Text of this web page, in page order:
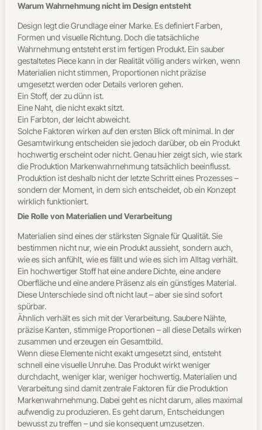
Warum Wahrnehmung nicht im Design entsteht
Design legt die Grundlage einer Marke. Es definiert Farben,
Formen und visuelle Richtung. Doch die tatsächliche
Wahrnehmung entsteht erst im fertigen Produkt. Ein sauber
gestaltetes Piece kann in der Realität völlig anders wirken, wenn
Materialien nicht stimmen, Proportionen nicht präzise
umgesetzt werden oder Details verloren gehen.
Ein Stoff, der zu dünn ist.
Eine Naht, die nicht exakt sitzt.
Ein Farbton, der leicht abweicht.
Solche Faktoren wirken auf den ersten Blick oft minimal. In der
Gesamtwirkung entscheiden sie jedoch darüber, ob ein Produkt
hochwertig erscheint oder nicht. Genau hier zeigt sich, wie stark
die Produktion Markenwahrnehmung tatsächlich beeinflusst.
Produktion ist deshalb nicht der letzte Schritt eines Prozesses –
sondern der Moment, in dem sich entscheidet, ob ein Konzept
wirklich funktioniert.
Die Rolle von Materialien und Verarbeitung
Materialien sind eines der stärksten Signale für Qualität. Sie
bestimmen nicht nur, wie ein Produkt aussieht, sondern auch,
wie es sich anfühlt, wie es fällt und wie es sich im Alltag verhält.
Ein hochwertiger Stoff hat eine andere Dichte, eine andere
Oberfläche und eine andere Präsenz als ein günstiges Material.
Diese Unterschiede sind oft nicht laut – aber sie sind sofort
spürbar.
Ähnlich verhält es sich mit der Verarbeitung. Saubere Nähte,
präzise Kanten, stimmige Proportionen – all diese Details wirken
zusammen und erzeugen ein Gesamtbild.
Wenn diese Elemente nicht exakt umgesetzt sind, entsteht
schnell eine visuelle Unruhe. Das Produkt wirkt weniger
durchdacht, weniger klar, weniger hochwertig. Materialien und
Verarbeitung sind damit zentrale Faktoren für die Produktion
Markenwahrnehmung. Dabei geht es nicht darum, alles maximal
aufwendig zu produzieren. Es geht darum, Entscheidungen
bewusst zu treffen – und sie konsequent umzusetzen.